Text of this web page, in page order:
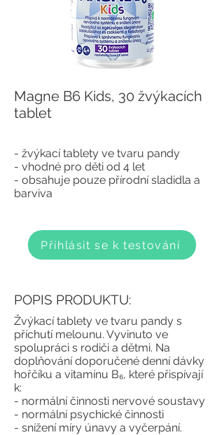
Magne B6 Kids, 30 žvýkacích
tablet
- žvýkací tablety ve tvaru pandy
- vhodné pro děti od 4 let
- obsahuje pouze přírodní sladidla a
barviva
Přihlásit se k testování
POPIS PRODUKTU:
Žvýkací tablety ve tvaru pandy s
příchutí melounu. Vyvinuto ve
spolupráci s rodiči a dětmi. Na
doplňování doporučené denní dávky
hořčíku a vitamínu B₆, které přispívají
k:
- normální činnosti nervové soustavy
- normální psychické činnosti
- snížení míry únavy a vyčerpání.